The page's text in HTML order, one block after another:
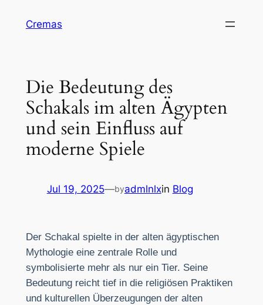
Cremas
Die Bedeutung des
Schakals im alten Ägypten
und sein Einfluss auf
moderne Spiele
Jul 19, 2025—byadmlnlxin Blog
Der Schakal spielte in der alten ägyptischen
Mythologie eine zentrale Rolle und
symbolisierte mehr als nur ein Tier. Seine
Bedeutung reicht tief in die religiösen Praktiken
und kulturellen Überzeugungen der alten